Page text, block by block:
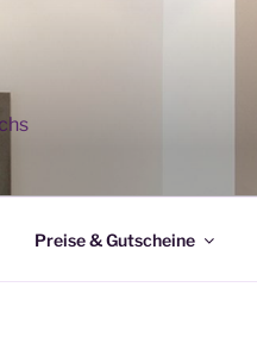
Preise & Gutscheine